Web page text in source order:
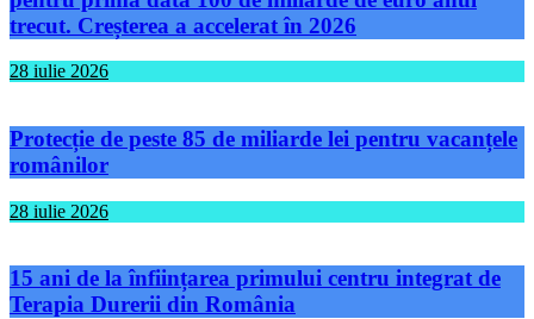
trecut. Creșterea a accelerat în 2026
28 iulie 2026
Protecție de peste 85 de miliarde lei pentru vacanțele
românilor
28 iulie 2026
15 ani de la înființarea primului centru integrat de
Terapia Durerii din România